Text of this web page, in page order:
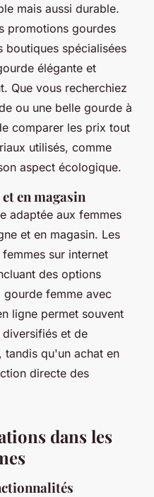
mais aussi durable.
promotions gourdes
boutiques spécialisées
élégante et
Que vous recherchiez
ou une belle gourde à
comparer les prix tout
utilisés, comme
aspect écologique.
en magasin
adaptée aux femmes
et en magasin. Les
sur internet
des options
gourde femme avec
ligne permet souvent
et de
, tandis qu'un achat en
directe des
dans les